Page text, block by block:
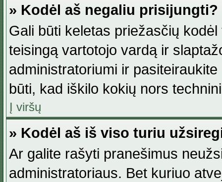
» Kodėl aš negaliu prisijungti?
Gali būti keletas priežasčių
teisingą vartotojo vardą ir
administratoriumi ir
būti, kad iškilo kokių nors
Į viršų
» Kodėl aš iš viso turiu
Ar galite rašyti pranešimus
administratoriaus. Bet kuriuo